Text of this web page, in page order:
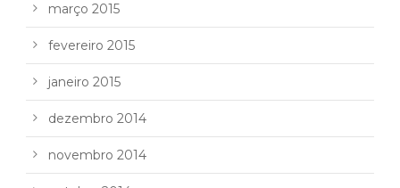
março 2015
fevereiro 2015
janeiro 2015
dezembro 2014
novembro 2014